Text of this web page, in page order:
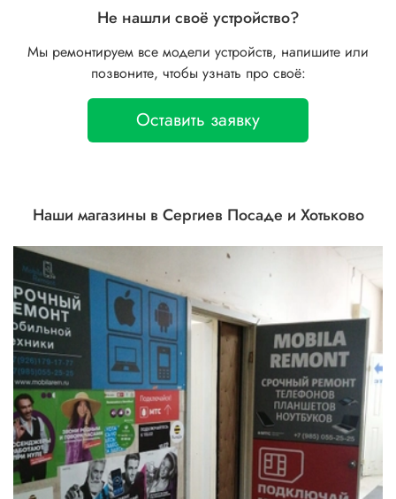
Не нашли своё устройство?
Мы ремонтируем все модели устройств, напишите или
позвоните, чтобы узнать про своё:
Оставить заявку
Наши магазины в Сергиев Посаде и Хотьково